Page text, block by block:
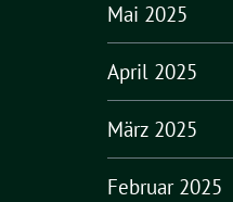
Mai 2025
April 2025
März 2025
Februar 2025